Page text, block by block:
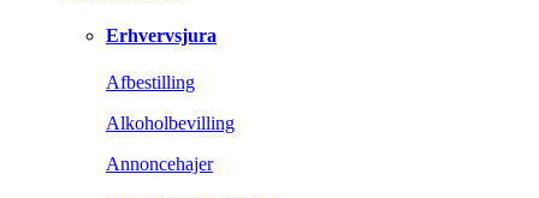
Erhvervsjura
Afbestilling
Alkoholbevilling
Annoncehajer